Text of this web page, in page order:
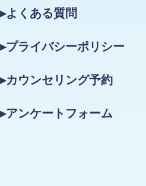
▸よくある質問
▸プライバシーポリシー
▸カウンセリング予約
▸アンケートフォーム